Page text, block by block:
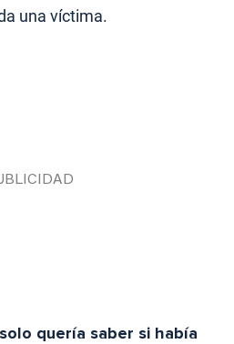
una víctima.
solo quería saber si había